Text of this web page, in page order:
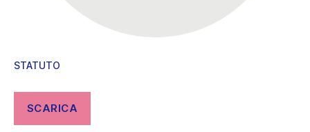
STATUTO
SCARICA